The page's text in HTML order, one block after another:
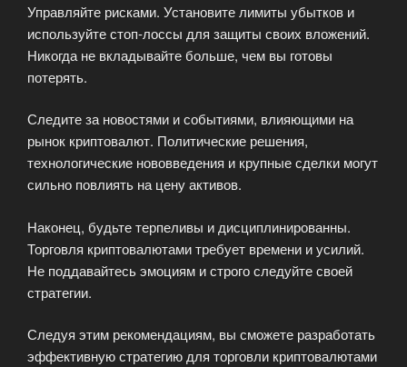
Управляйте рисками. Установите лимиты убытков и
используйте стоп-лоссы для защиты своих вложений.
Никогда не вкладывайте больше, чем вы готовы
потерять.
Следите за новостями и событиями, влияющими на
рынок криптовалют. Политические решения,
технологические нововведения и крупные сделки могут
сильно повлиять на цену активов.
Наконец, будьте терпеливы и дисциплинированны.
Торговля криптовалютами требует времени и усилий.
Не поддавайтесь эмоциям и строго следуйте своей
стратегии.
Следуя этим рекомендациям, вы сможете разработать
эффективную стратегию для торговли криптовалютами